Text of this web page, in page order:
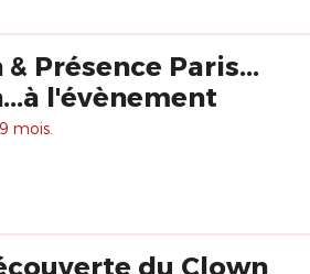
Présence Paris...
l'évènement
mois.
du Clown